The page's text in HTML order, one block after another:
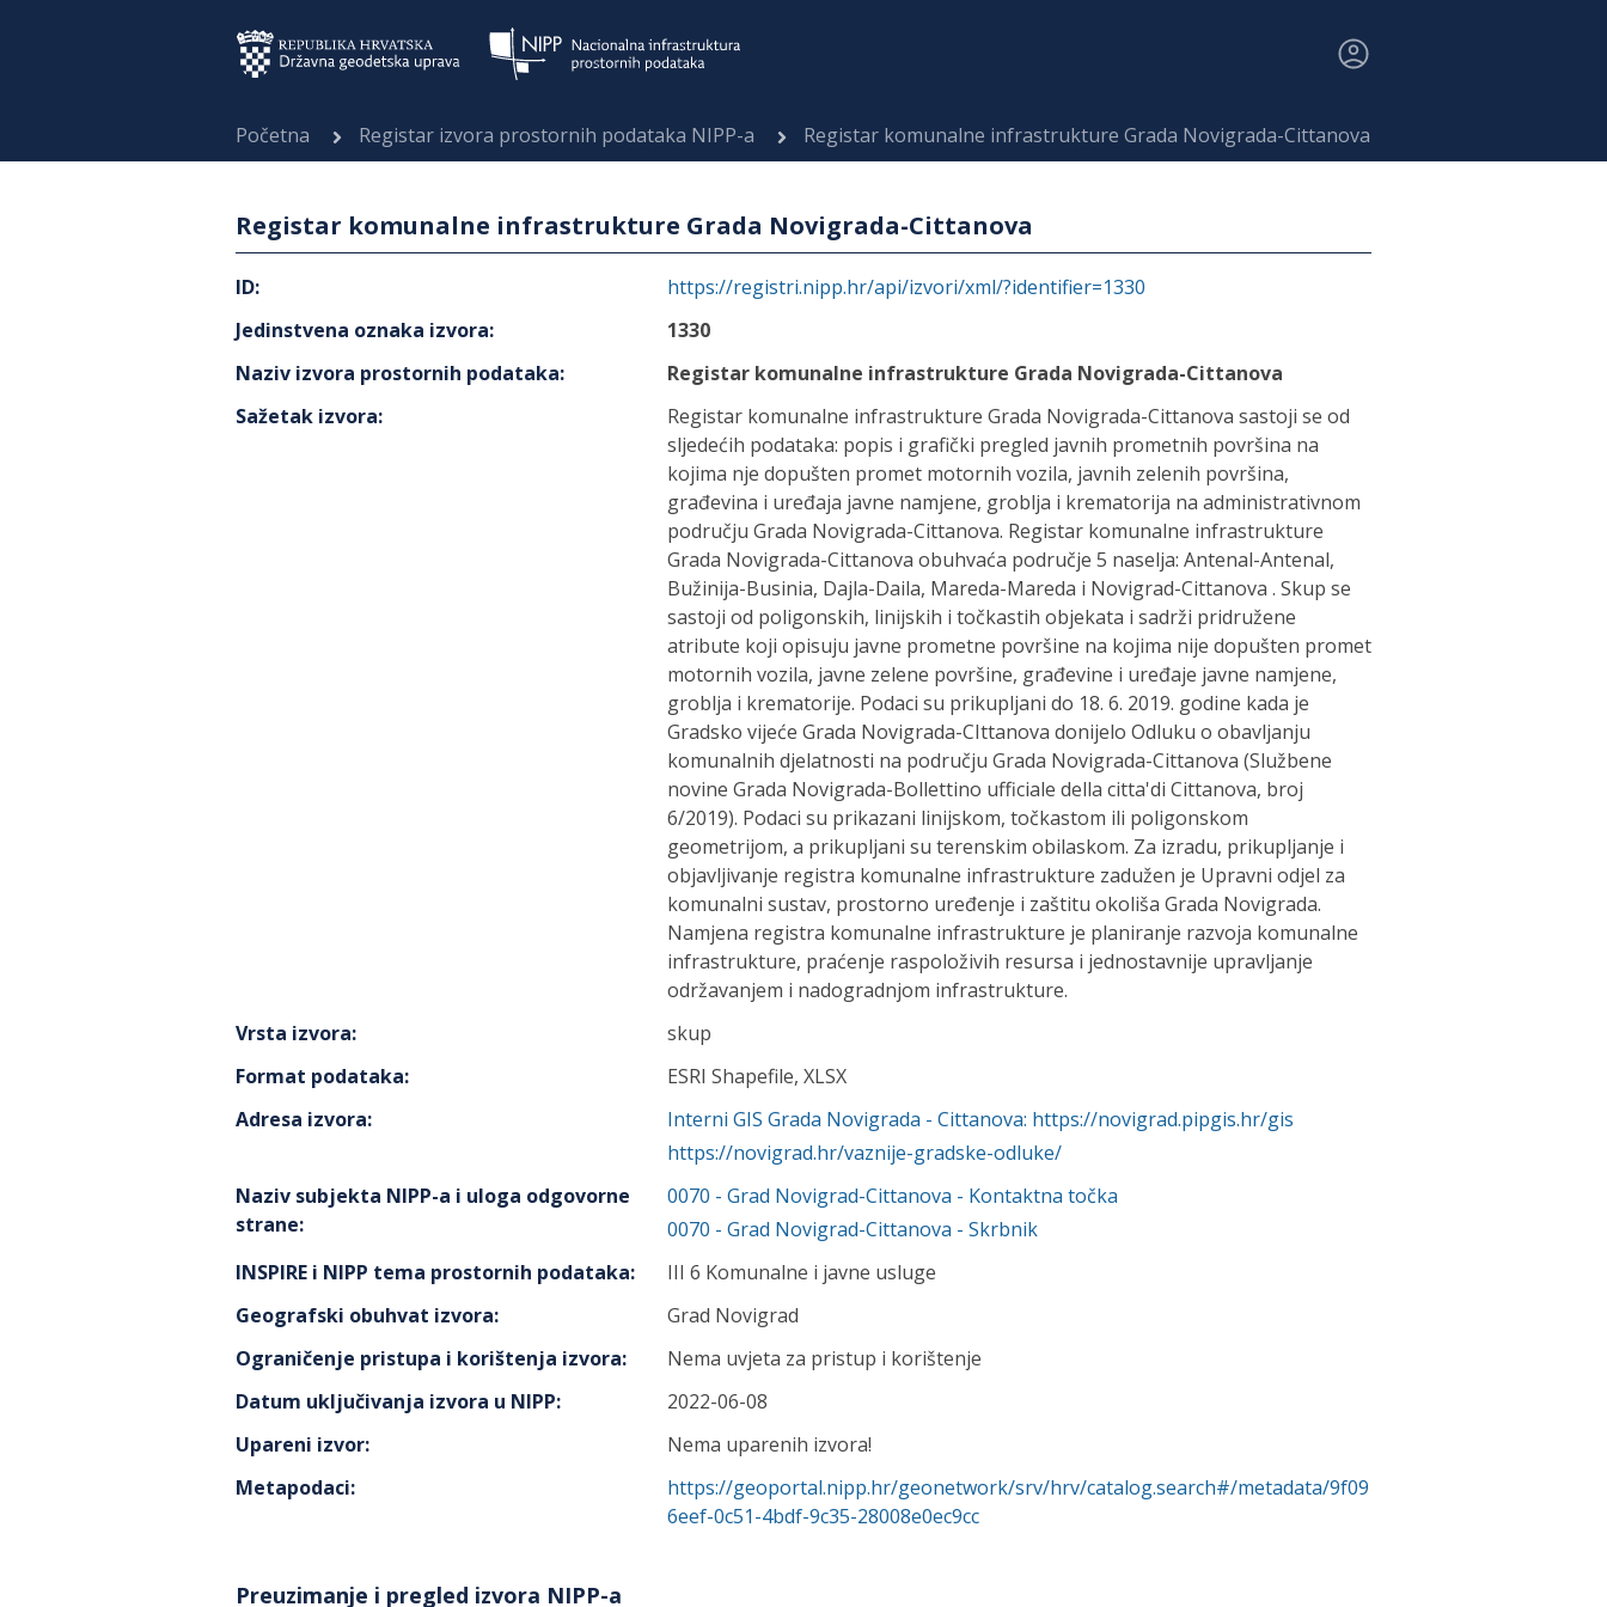
Početna Registar izvora prostornih podataka NIPP-a Registar komunalne infrastrukture Grada Novigrada-Cittanova
Registar komunalne infrastrukture Grada Novigrada-Cittanova
ID:
https://registri.nipp.hr/api/izvori/xml/?identifier=1330
Jedinstvena oznaka izvora:
1330
Naziv izvora prostornih podataka:
Registar komunalne infrastrukture Grada Novigrada-Cittanova
Sažetak izvora:
Registar komunalne infrastrukture Grada Novigrada-Cittanova sastoji se od
sljedećih podataka: popis i grafički pregled javnih prometnih površina na
kojima nje dopušten promet motornih vozila, javnih zelenih površina,
građevina i uređaja javne namjene, groblja i krematorija na administrativnom
području Grada Novigrada-Cittanova. Registar komunalne infrastrukture
Grada Novigrada-Cittanova obuhvaća područje 5 naselja: Antenal-Antenal,
Bužinija-Businia, Dajla-Daila, Mareda-Mareda i Novigrad-Cittanova . Skup se
sastoji od poligonskih, linijskih i točkastih objekata i sadrži pridružene
atribute koji opisuju javne prometne površine na kojima nije dopušten promet
motornih vozila, javne zelene površine, građevine i uređaje javne namjene,
groblja i krematorije. Podaci su prikupljani do 18. 6. 2019. godine kada je
Gradsko vijeće Grada Novigrada-CIttanova donijelo Odluku o obavljanju
komunalnih djelatnosti na području Grada Novigrada-Cittanova (Službene
novine Grada Novigrada-Bollettino ufficiale della citta'di Cittanova, broj
6/2019). Podaci su prikazani linijskom, točkastom ili poligonskom
geometrijom, a prikupljani su terenskim obilaskom. Za izradu, prikupljanje i
objavljivanje registra komunalne infrastrukture zadužen je Upravni odjel za
komunalni sustav, prostorno uređenje i zaštitu okoliša Grada Novigrada.
Namjena registra komunalne infrastrukture je planiranje razvoja komunalne
infrastrukture, praćenje raspoloživih resursa i jednostavnije upravljanje
održavanjem i nadogradnjom infrastrukture.
Vrsta izvora:
skup
Format podataka:
ESRI Shapefile, XLSX
Adresa izvora:
Interni GIS Grada Novigrada - Cittanova: https://novigrad.pipgis.hr/gis
https://novigrad.hr/vaznije-gradske-odluke/
Naziv subjekta NIPP-a i uloga odgovorne
strane:
0070 - Grad Novigrad-Cittanova - Kontaktna točka
0070 - Grad Novigrad-Cittanova - Skrbnik
INSPIRE i NIPP tema prostornih podataka:
III 6 Komunalne i javne usluge
Geografski obuhvat izvora:
Grad Novigrad
Ograničenje pristupa i korištenja izvora:
Nema uvjeta za pristup i korištenje
Datum uključivanja izvora u NIPP:
2022-06-08
Upareni izvor:
Nema uparenih izvora!
Metapodaci:
https://geoportal.nipp.hr/geonetwork/srv/hrv/catalog.search#/metadata/9f09
6eef-0c51-4bdf-9c35-28008e0ec9cc
Preuzimanje i pregled izvora NIPP-a